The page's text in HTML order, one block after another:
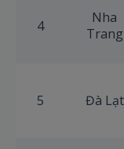
4
Nha
Trang
5 Đà Lạt